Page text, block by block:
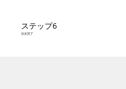
ステップ6
注文完了